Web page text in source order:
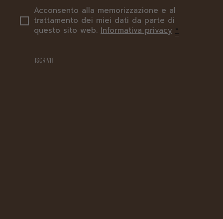
PRIVACY
Acconsento alla memorizzazione e al
trattamento dei miei dati da parte di
questo sito web. Informativa privacy *